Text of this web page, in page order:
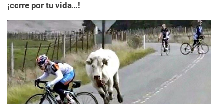
¡corre por tu vida…!